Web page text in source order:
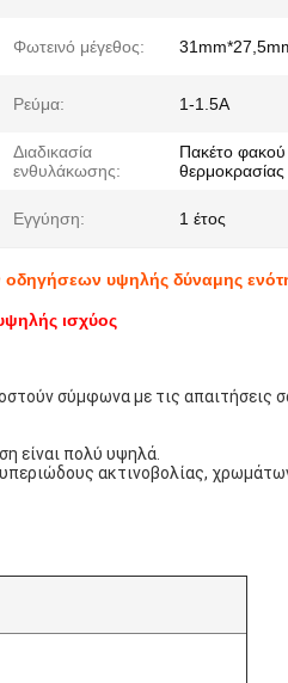
Φωτεινό μέγεθος:
Ρεύμα: 1-1.5A
Διαδικασία
ενθυλάκωσης:
Πακέτο
θερμοκρασίας
Εγγύηση: 1 έτος
υψηλής δύναμης
ισχύος
σύμφωνα με τις απαιτήσεις
είναι πολύ υψηλά.
ακτινοβολίας,